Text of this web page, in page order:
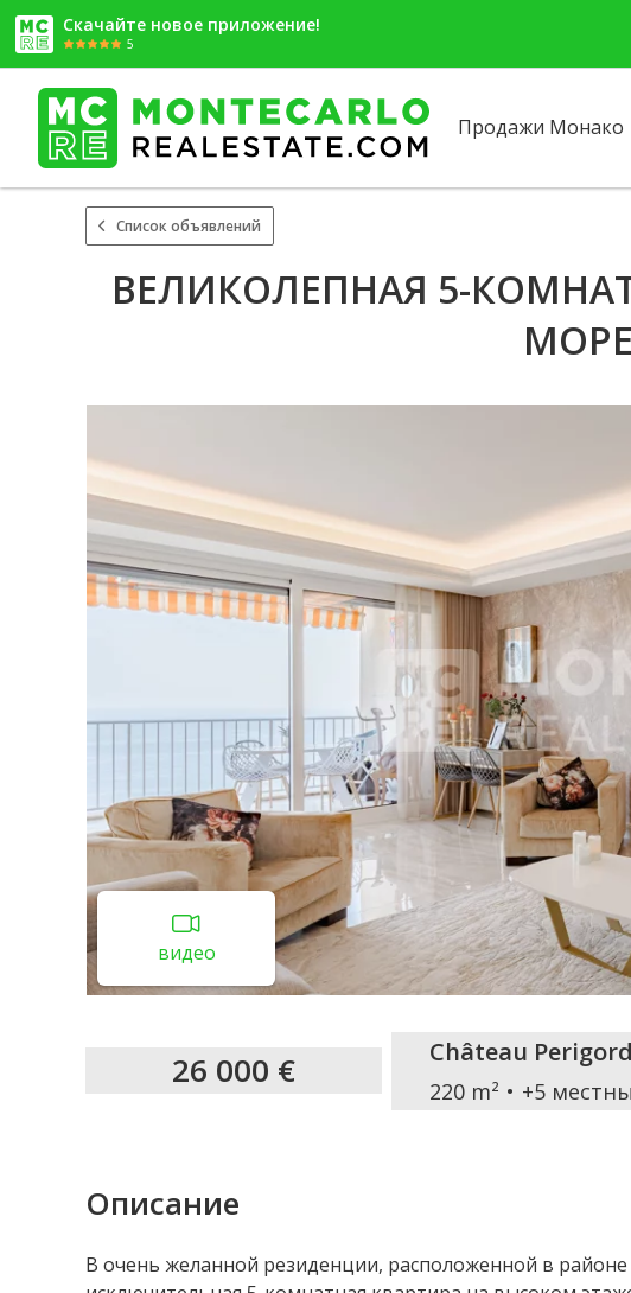
Скачайте новое приложение!
5
Продажи Монако
Список объявлений
ВЕЛИКОЛЕПНАЯ 5-
МОРЕ
видео
26 000 € Château
220 m² +5
Описание
В очень желанной резиденции, расположенной в районе